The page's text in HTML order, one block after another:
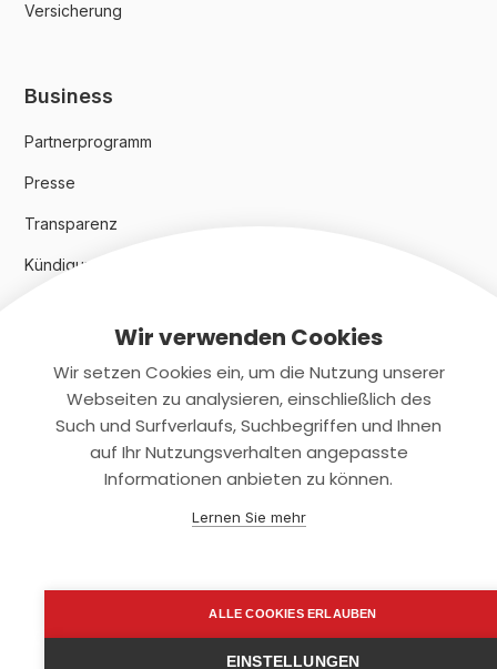
Versicherung
Business
Partnerprogramm
Presse
Transparenz
Kündigungsindex 2024
Rechtliches
Datenschutz
support@smartkuendigen.de
Wir verwenden Cookies
Wir setzen Cookies ein, um die Nutzung unserer
Webseiten zu analysieren, einschließlich des
Such und Surfverlaufs, Suchbegriffen und Ihnen
auf Ihr Nutzungsverhalten angepasste
Informationen anbieten zu können.
Lernen Sie mehr
ALLE COOKIES ERLAUBEN
EINSTELLUNGEN